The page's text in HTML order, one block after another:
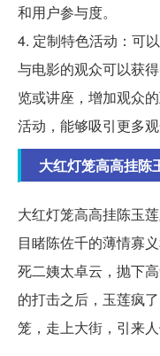
和用户参与度。
4. 定制特色活动：可
与电影的观众可以获
览或讲座，增加观众
活动，能够吸引更多观
大红灯笼高高挂陈
大红灯笼高高挂陈玉
目睹陈佐千的薄情寡
死二姨太卓云，抛下
的打击之后，玉莲疯
笼，走上大街，引来人